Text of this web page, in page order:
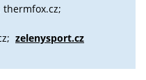
thermfox.cz;
zelenysport.cz